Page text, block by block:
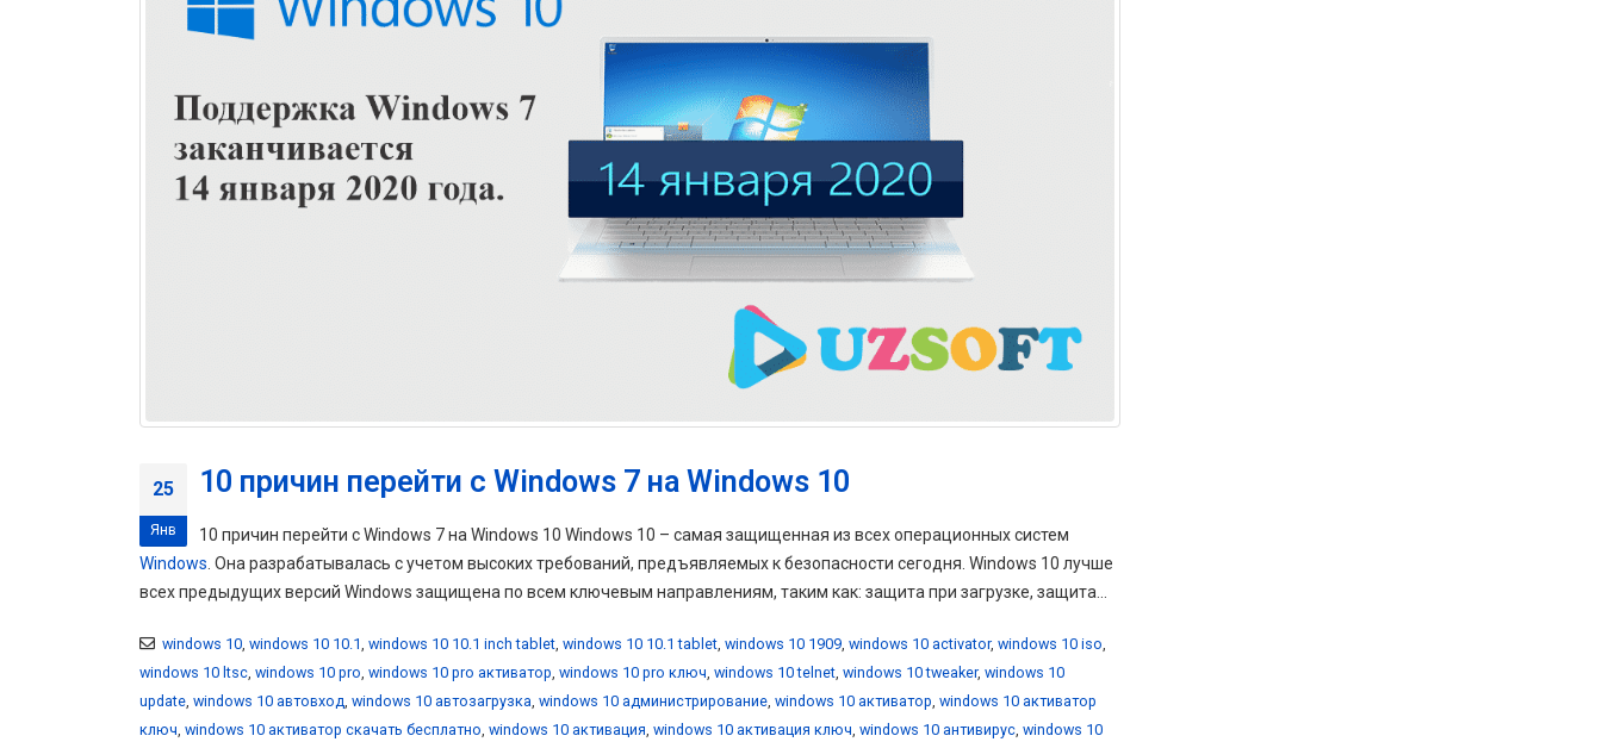
25
Янв
10 причин перейти с Windows 7 на Windows 10
10 причин перейти с Windows 7 на Windows 10 Windows 10 – самая защищенная из всех операционных систем
Windows . Она разрабатывалась с учетом высоких требований, предъявляемых к безопасности сегодня. Windows 10 лучше
всех предыдущих версий Windows защищена по всем ключевым направлениям, таким как: защита при загрузке, защита...
windows 10, windows 10 10.1, windows 10 10.1 inch tablet, windows 10 10.1 tablet, windows 10 1909, windows 10 activator, windows 10 iso,
windows 10 ltsc, windows 10 pro, windows 10 pro активатор, windows 10 pro ключ, windows 10 telnet, windows 10 tweaker, windows 10
update, windows 10 автовход, windows 10 автозагрузка, windows 10 администрирование, windows 10 активатор, windows 10 активатор
ключ, windows 10 активатор скачать бесплатно, windows 10 активация, windows 10 активация ключ, windows 10 антивирус, windows 10